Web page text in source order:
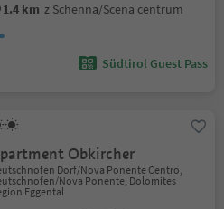
1.4 km z Schenna/Scena centrum
Südtirol Guest Pass
Obkircher
Dorf/Nova Ponente Centro,
Nova Ponente, Dolomites
Eggental